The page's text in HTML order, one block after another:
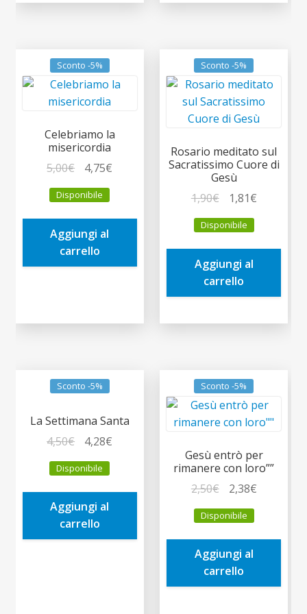
Sconto -5%
Celebriamo la
misericordia
5,00€
prezzo
originale
era:
5,00€.
4,75€
è:
Disponibile
Aggiungi al
carrello
Sconto -5%
Rosario meditato sul
Sacratissimo Cuore di
Gesù
1,90€
prezzo
originale
era:
1,90€.
1,81€Il
è:
Disponibile
Aggiungi al
carrello
Sconto -5%
La Settimana Santa
4,50€
prezzo
originale
era:
4,50€.
4,28€
è:
Disponibile
Aggiungi al
carrello
Sconto -5%
Gesù entrò per
rimanere con loro””
2,50€
prezzo
originale
era:
2,50€.
2,38€Il
è:
Disponibile
Aggiungi al
carrello